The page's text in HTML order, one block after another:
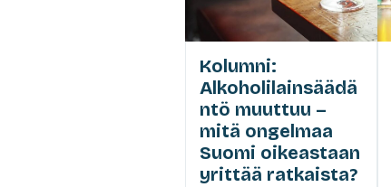
Kolumni:
Alkoholilainsäädä
ntö muuttuu –
mitä ongelmaa
Suomi oikeastaan
yrittää ratkaista?